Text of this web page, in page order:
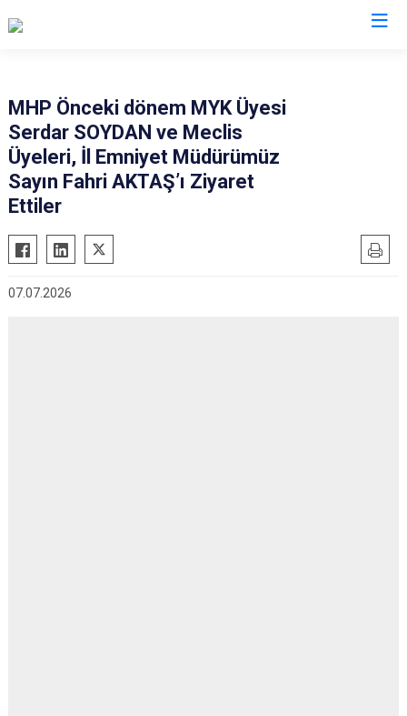
MHP Önceki dönem MYK Üyesi
Serdar SOYDAN ve Meclis
Üyeleri, İl Emniyet Müdürümüz
Sayın Fahri AKTAŞ’ı Ziyaret
Ettiler
07.07.2026